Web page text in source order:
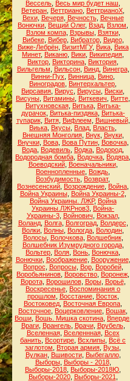
Вессель Весь мир будет наш
Ветеран Веттриано ВеттрианоХ
Вехи, Вечеря, Вечность, Вечные
Вонючки Вещий Олег, Взад Взлом
Взлом компа, Взрывы, Взятки,
Вибеке, Вибер, Вибратор, Видео,
Виже-Лебрён, ВизитМГУ, Вика, Вика
Минет, Виканю Вики Википедия
Виктор Викторина Виктория
Вильгельм
Вильсон, Винд, Винегра,
Винни-Пух
Винница Вино
Виноградов Винтерхальтер
Вирсавия Вирус Вирусы Виски
Висуны Витамины Виткевич Витте
Витухновская, Витька, Витька-
дурачок, Витька-пиздяка, Витька-
тупарик, Витя, Вифлеем Вишневый,
Виька Вкусы Влад Власть
Внешняя Монголия, Внук, Внуки,
Внучки, Вова, Вова Путин, Вовочка,
Вода Водевиль Водка Водород
Водородная бомба Водочка Водяра
Воеводский, Военачальники,
Военнопленные Вождь
Возбудимость Возврат,
Вознесенский Возрождение Война
Война Украины, Война Украины-2,
Война Украины. ЛЖР, Война
Украины.ЛЖРнов3 Война-
Украины-3, Войнович Вокзал,
Воланд, Волга, Волгоград, Волдерс
Волки Волны Вологда Володин
Волосы, Волочкова, Волшебник,
Волшебник Изумрудного города,
Вольтер Воля Вонь Вонючка
Вонючки, Воображение, Вооружение,
Вопрос
Вопросы, Вор, Воробей,
Воробьянинов Воровство Воронеж
Ворота, Ворошилов, Воры, Ворьё,
Воскресенье Воспоминания о
прошлом
Восстание, Восток,
Востоковед Восточная Европа
Восточное Воцерковление Вошак
Воши Вошь. Мишка скотина Вперде
Враги, Врангель, Врачи, Врубель,
Вселенная, Вселеннная, Всех
банить Всортире Всхлипы Всё с
заглотом
Вторая армия Вузы
Вулкан, Вшивости, Выбегалло,
Выборы, Выборы - 2018,
Выборы-2018 Выборы-2018Ю
Выборы-2020, Выборы-2021